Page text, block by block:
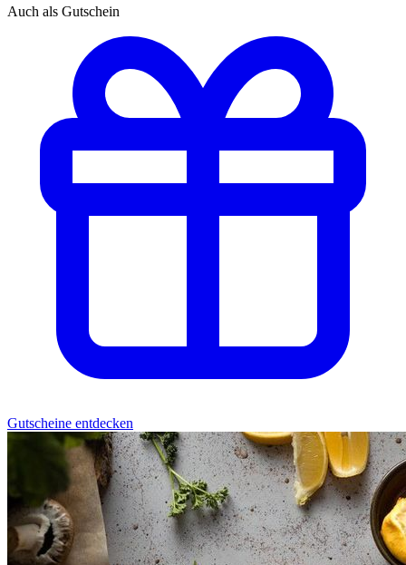
Auch als Gutschein
Gutscheine entdecken